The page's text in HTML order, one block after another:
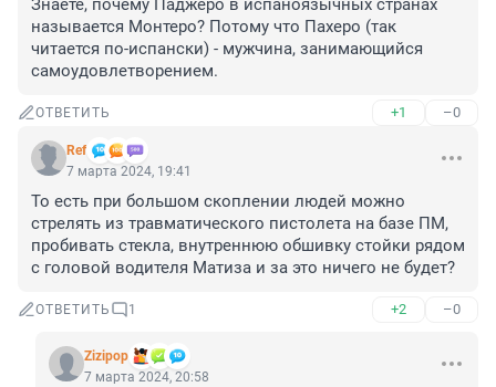
Знаете, почему Паджеро в испаноязычных странах
называется Монтеро? Потому что Пахеро (так
читается по-испански) - мужчина, занимающийся
самоудовлетворением.
ОТВЕТИТЬ +1 –0
Ref
7 марта 2024, 19:41
То есть при большом скоплении людей можно
стрелять из травматического пистолета на базе ПМ,
пробивать стекла, внутреннюю обшивку стойки рядом
с головой водителя Матиза и за это ничего не будет?
ОТВЕТИТЬ 1 +2 –0
Zizipop
7 марта 2024, 20:58